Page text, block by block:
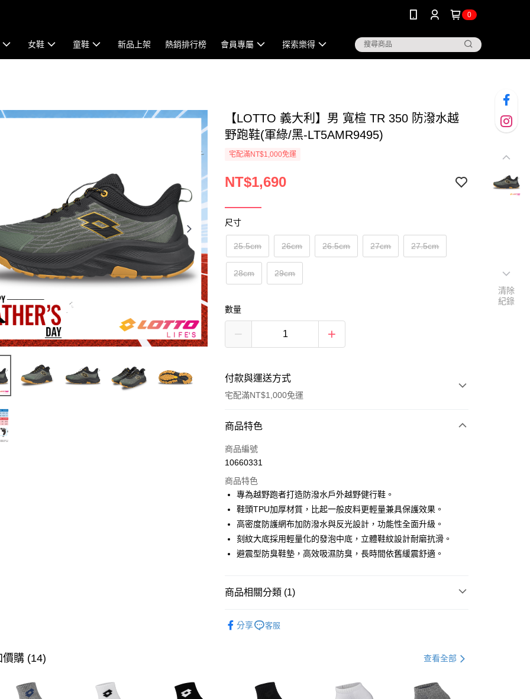
0
女鞋 童鞋 新品上架 熱銷排行榜 會員專屬 探索樂得
【LOTTO 義大利】男 寬楦 TR 350 防潑水越
野跑鞋(軍綠/黑-LT5AMR9495)
宅配滿NT$1,000免運
NT$1,690
尺寸
25.5cm 26cm 26.5cm 27cm 27.5cm
28cm 29cm
數量
付款與運送方式
宅配滿NT$1,000免運
付款方式
信用卡一次付款
Apple Pay
街口支付
悠遊付
全盈+PAY
每筆NT$80，滿NT$3,000(含以上)免運費
商品特色
商品編號
10660331
商品特色
專為越野跑者打造防潑水戶外越野健行鞋。
鞋頭TPU加厚材質，比起一般皮料更輕量兼具保護效果。
高密度防護網布加防潑水與反光設計，功能性全面升級。
刻紋大底採用輕量化的發泡中底，立體鞋紋設計耐磨抗滑。
避震型防臭鞋墊，高效吸濕防臭，長時間依舊緩震舒適。
商品相關分類 (1)
分享
客服
價購 (14) 查看全部
清除
紀錄